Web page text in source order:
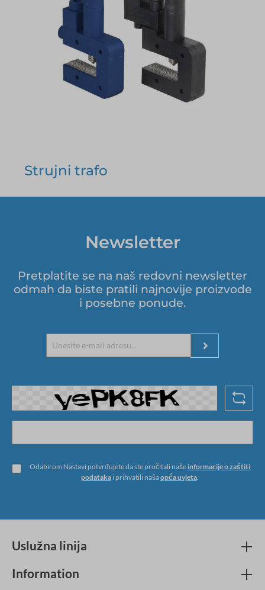
Strujni trafo
Newsletter
Pretplatite se na naš redovni newsletter
odmah da biste pratili najnovije proizvode
i posebne ponude.
Odabirom Nastavi potvrđujete da ste pročitali naše informacije o zaštiti
podatakai prihvatili našaopća uvjeta.
Uslužna linija
Information